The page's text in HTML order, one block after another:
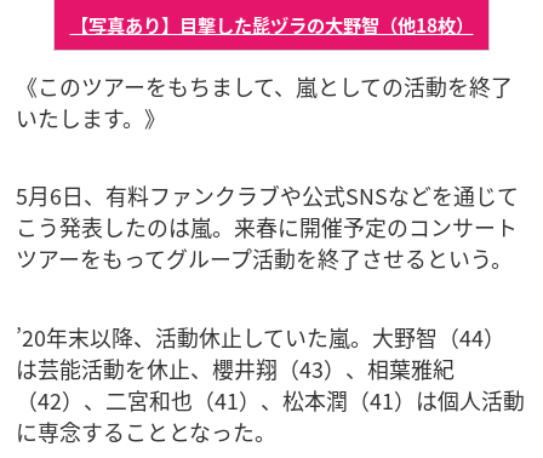
【写真あり】目撃した髭ヅラの大野智（他18枚）
《このツアーをもちまして、嵐としての活動を終了
いたします。》
5月6日、有料ファンクラブや公式SNSなどを通じて
こう発表したのは嵐。来春に開催予定のコンサート
ツアーをもってグループ活動を終了させるという。
’20年末以降、活動休止していた嵐。大野智（44）
は芸能活動を休止、櫻井翔（43）、相葉雅紀
（42）、二宮和也（41）、松本潤（41）は個人活動
に専念することとなった。